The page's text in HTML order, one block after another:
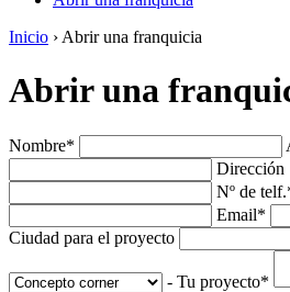
Inicio › Abrir una franquicia
Abrir una
Nombre*
Dirección
Nº de
Email*
Ciudad para el proyecto
- Tu proyecto*